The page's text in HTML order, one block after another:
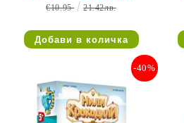
€10.95 21.42лв.
-40%